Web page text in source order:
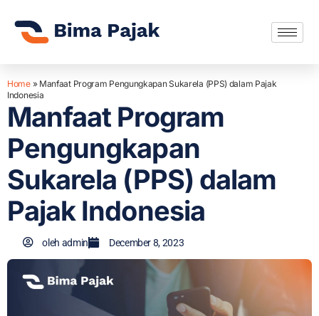
Home» Manfaat Program Pengungkapan Sukarela (PPS) dalam Pajak
Indonesia
Manfaat Program
Pengungkapan
Sukarela (PPS) dalam
Pajak Indonesia
oleh admin December 8, 2023